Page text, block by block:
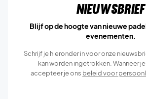
Nieuwsbrief
Blijf op de hoogte van nieuwe
evenementen.
Schrijf je hieronder in voor onze
kan worden ingetrokken. Wanneer
accepteer je ons beleid voor